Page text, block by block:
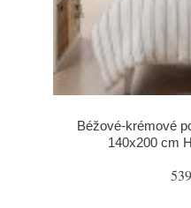
Béžové-krémové
140x200 cm